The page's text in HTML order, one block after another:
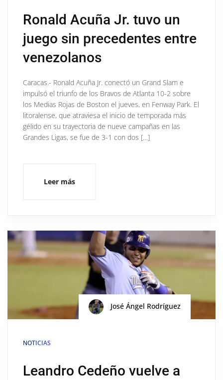
Ronald Acuña Jr. tuvo un
juego sin precedentes entre
venezolanos
Caracas.- Ronald Acuña Jr. conectó un Grand Slam e
impulsó el triunfo de los Bravos de Atlanta 10-2 sobre
los Medias Rojas de Boston el jueves, en Fenway Park. El
litoralense, que atraviesa el inicio de temporada más
gélido en su trayectoria de nueve campañas en las
Grandes Ligas, se fue de 3-1 con dos […]
Leer más
José Ángel Rodríguez
NOTICIAS
Leandro Cedeño vuelve a